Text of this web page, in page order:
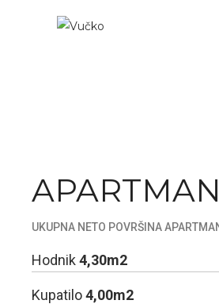
UKUPNA NETO POVRŠINA
Hodnik 4,30m2
Kupatilo4,00m2